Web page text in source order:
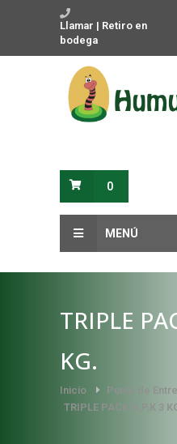
Llamar | Retiro en
bodega
0
MENÚ
TRIPLE
KG.
Inicio Punto de
TRIPLE PACK N,P,K 3